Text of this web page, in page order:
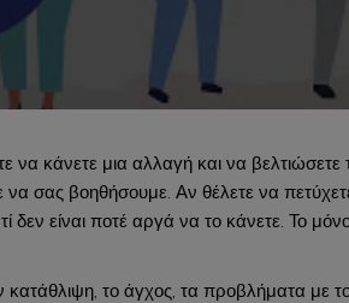
κάνετε μια αλλαγή και να βελτιώσετε
σας βοηθήσουμε. Αν θέλετε να
δεν είναι ποτέ αργά να το κάνετε. Το
το άγχος, τα προβλήματα με